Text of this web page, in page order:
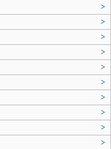
>
>
>
>
>
>
>
>
>
>